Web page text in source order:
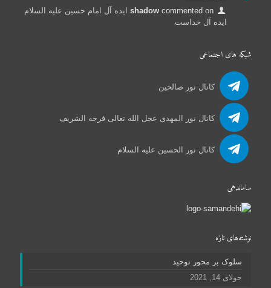
shadowcommented on
ایده آل امام حسین علیه السلام
ایده آل خداست
شبکه های اجتماعی
کانال نور صالحین
کانال نور المهدی عجل الله تعالی فرجه الشریف
کانال نور الحسین علیه السلام
ساماندهی
نوشته‌های تازه
سلوک بر محور توحید
جولای 14, 2021